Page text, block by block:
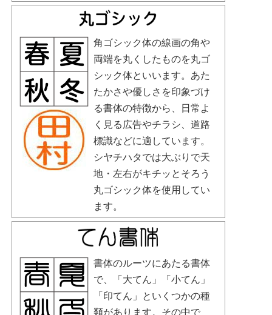
角ゴシック体の線画の角や
両端を丸くしたものを丸ゴ
シック体といいます。あた
たかさや優しさを印象づけ
る書体の特徴から、日常よ
く見る広告やチラシ、道路
標識などに適しています。
シヤチハタでは大ぶりで天
地・左右がキチッとそろう
丸ゴシック体を使用してい
ます。
書体のルーツにあたる書体
で、「大てん」「小てん」
「印てん」といくつかの種
類があります。その中で